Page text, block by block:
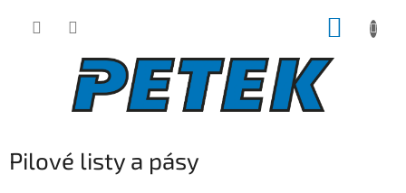
Pilové listy a pásy